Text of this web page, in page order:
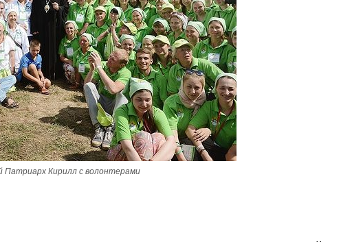
Патриарх Кирилл с волонтерами